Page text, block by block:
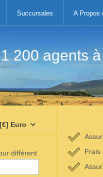
Succursales A Propos
200 agents
différent
Frais